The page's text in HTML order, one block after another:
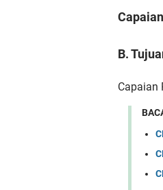
B.
Capaian